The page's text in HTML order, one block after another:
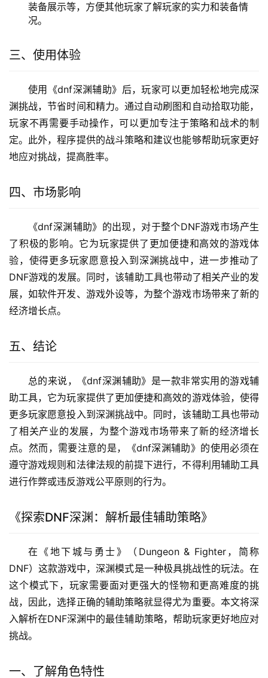
装备展示等，方便其他玩家了解玩家的实力和装备情
况。
三、使用体验
使用《dnf深渊辅助》后，玩家可以更加轻松地完成深
渊挑战，节省时间和精力。通过自动刷图和自动拾取功能，
玩家不再需要手动操作，可以更加专注于策略和战术的制
定。此外，程序提供的战斗策略和建议也能够帮助玩家更好
地应对挑战，提高胜率。
四、市场影响
《dnf深渊辅助》的出现，对于整个DNF游戏市场产生
了积极的影响。它为玩家提供了更加便捷和高效的游戏体
验，使得更多玩家愿意投入到深渊挑战中，进一步推动了
DNF游戏的发展。同时，该辅助工具也带动了相关产业的发
展，如软件开发、游戏外设等，为整个游戏市场带来了新的
经济增长点。
五、结论
总的来说，《dnf深渊辅助》是一款非常实用的游戏辅
助工具，它为玩家提供了更加便捷和高效的游戏体验，使得
更多玩家愿意投入到深渊挑战中。同时，该辅助工具也带动
了相关产业的发展，为整个游戏市场带来了新的经济增长
点。然而，需要注意的是，《dnf深渊辅助》的使用必须在
遵守游戏规则和法律法规的前提下进行，不得利用辅助工具
进行作弊或违反游戏公平原则的行为。
《探索DNF深渊：解析最佳辅助策略》
在《地下城与勇士》（Dungeon & Fighter，简称
DNF）这款游戏中，深渊模式是一种极具挑战性的玩法。在
这个模式下，玩家需要面对更强大的怪物和更高难度的挑
战，因此，选择正确的辅助策略就显得尤为重要。本文将深
入解析在DNF深渊中的最佳辅助策略，帮助玩家更好地应对
挑战。
一、了解角色特性